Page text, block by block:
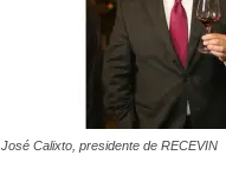
José Calixto, presidente de RECEVIN